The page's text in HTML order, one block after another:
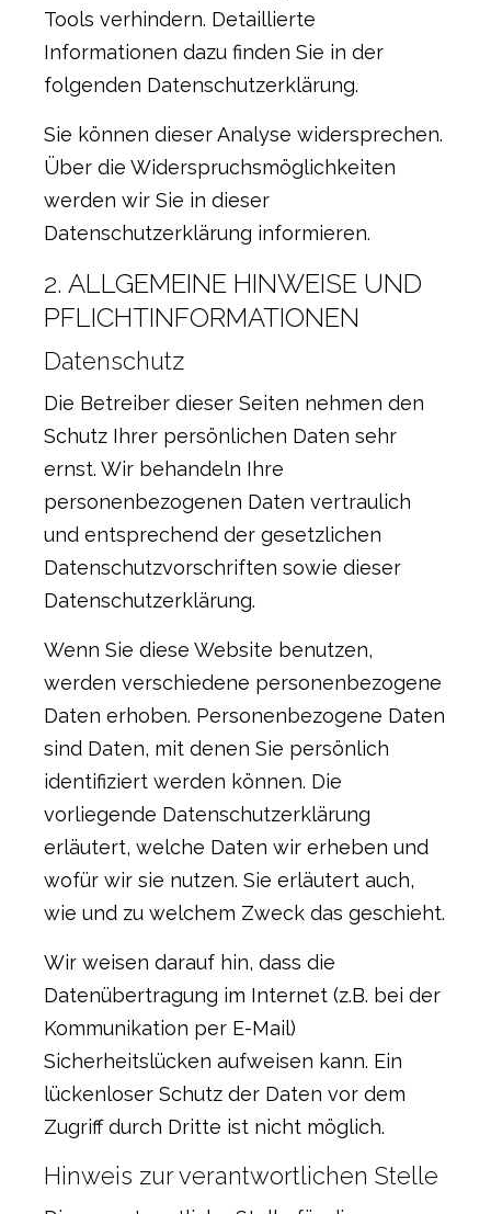
Tools verhindern. Detaillierte
Informationen dazu finden Sie in der
folgenden Datenschutzerklärung.
Sie können dieser Analyse widersprechen.
Über die Widerspruchsmöglichkeiten
werden wir Sie in dieser
Datenschutzerklärung informieren.
2. ALLGEMEINE HINWEISE UND
PFLICHTINFORMATIONEN
Datenschutz
Die Betreiber dieser Seiten nehmen den
Schutz Ihrer persönlichen Daten sehr
ernst. Wir behandeln Ihre
personenbezogenen Daten vertraulich
und entsprechend der gesetzlichen
Datenschutzvorschriften sowie dieser
Datenschutzerklärung.
Wenn Sie diese Website benutzen,
werden verschiedene personenbezogene
Daten erhoben. Personenbezogene Daten
sind Daten, mit denen Sie persönlich
identifiziert werden können. Die
vorliegende Datenschutzerklärung
erläutert, welche Daten wir erheben und
wofür wir sie nutzen. Sie erläutert auch,
wie und zu welchem Zweck das geschieht.
Wir weisen darauf hin, dass die
Datenübertragung im Internet (z.B. bei der
Kommunikation per E-Mail)
Sicherheitslücken aufweisen kann. Ein
lückenloser Schutz der Daten vor dem
Zugriff durch Dritte ist nicht möglich.
Hinweis zur verantwortlichen Stelle